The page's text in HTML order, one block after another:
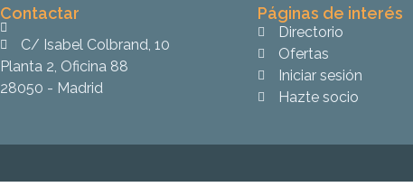
Contactar
C/ Isabel Colbrand, 10
Planta 2, Oficina 88
28050 - Madrid
Páginas de interés
Directorio
Ofertas
Iniciar sesión
Hazte socio